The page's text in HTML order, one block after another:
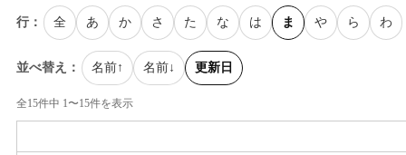
行： 全 あ か さ た な は ま や ら わ
並べ替え： 名前↑ 名前↓ 更新日
全15件中 1〜15件を表示